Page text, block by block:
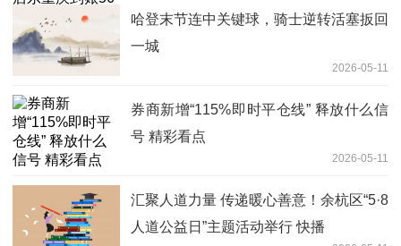
哈登末节连中关键球，骑士逆转活塞扳回
一城
2026-05-11
券商新增“115%即时平仓线” 释放什么信
号 精彩看点
2026-05-11
汇聚人道力量 传递暖心善意！余杭区“5·8
人道公益日”主题活动举行 快播